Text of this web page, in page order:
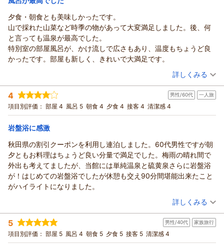
南郷（夢）温泉 共林荘からの返信
この度は「南郷温泉 共林荘」にご宿泊いただき、誠にありがと
うございます。また、当館で栽培し加工しているお漬物をご紹
介していただき、心より感謝申し上げます。近年は健康志向で
お漬物も減塩となっておりますし行者ニンニクや菊芋など 食
後血糖値の上昇抑制、腸内環境の改善、高血圧など健康も考え
て販売しております。
またのご来店を心よりお待ちしております。
（返信日：2026/07/26）
夕食・朝食とも美味しかったです。
山で採れた山菜など時季の物があって大変満足しました。後、何
と言っても温泉が最高でした。
特別室の部屋風呂が、かけ流しで広さもあり、温度もちょうど良
かったです。部屋も新しく、きれいで大満足です。
（投稿日：2026/06/28）
宿泊時期： 2026年06月宿泊 (その他)
投稿者： ためさん(女性/50代)
宿泊プラン： 【秋田得旅】【特別室】和洋室の温泉付き客室【1泊2食付】
和洋室 朝・夕 夕/個室利用
宿泊価格帯： 30,001円以上(大人一人あたり/税込)
南郷（夢）温泉 共林荘からの返信
この度は南郷温泉 共林荘にご宿泊いただきまして誠にありが
とうございます。時季の山菜に満足頂いたとの事で大変うれし
く思います。又、お部屋の温泉およびお部屋にもご満足とのお
声を頂きまして誠にありがとうございます。今後とも喜ばれる
温泉宿として努めてまいります。 又のご来館をお待ちしてお
ります。
（返信日：2026/07/26）
詳しくみる
4 男性/60代 一人旅
項目別評価： 部屋 4 風呂 5 朝食 4 夕食 4 接客 4 清潔感 4
岩盤浴に感激
秋田県の割引クーポンを利用し連泊しました。60代男性ですが朝
夕ともお料理はちょうど良い分量で満足でした。梅雨の晴れ間で
外出も考えてましたが、当館には単純温泉と硫黄泉さらに岩盤浴
が！はじめての岩盤浴でしたが休憩も交え90分間堪能出来たこと
がハイライトになりました。
（投稿日：2026/06/26）
宿泊時期： 2026年06月宿泊 (一人旅)
投稿者： マルチャンさん
宿泊プラン： 【秋田得旅】【ちょい贅沢】料理長おまかせ和膳／特別2食付
和室 朝・夕 夕/個室利用
詳しくみる
5 男性/40代 家族旅行
項目別評価： 部屋 5 風呂 4 朝食 5 夕食 5 接客 5 清潔感 4